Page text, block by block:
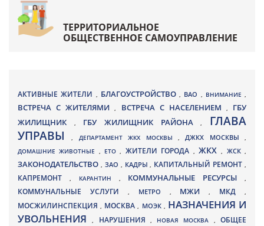
ТЕРРИТОРИАЛЬНОЕ
ОБЩЕСТВЕННОЕ САМОУПРАВЛЕНИЕ
АКТИВНЫЕ ЖИТЕЛИ , БЛАГОУСТРОЙСТВО , ВАО , ВНИМАНИЕ ,
ВСТРЕЧА С ЖИТЕЛЯМИ, ВСТРЕЧА С НАСЕЛЕНИЕМ , ГБУ
ЖИЛИЩНИК
, ГБУ ЖИЛИЩНИК РАЙОНА, ГЛАВА
УПРАВЫ, ДЕПАРТАМЕНТ ЖКХ МОСКВЫ ,ДЖКХ МОСКВЫ ,
ДОМАШНИЕ ЖИВОТНЫЕ , ЕТО, ЖИТЕЛИ ГОРОДА , ЖКХ, ЖСК,
ЗАКОНОДАТЕЛЬСТВО , ЗАО , КАДРЫ, КАПИТАЛЬНЫЙ РЕМОНТ ,
КАПРЕМОНТ , КАРАНТИН , КОММУНАЛЬНЫЕ РЕСУРСЫ,
КОММУНАЛЬНЫЕ УСЛУГИ , МЕТРО , МЖИ, МКД ,
МОСЖИЛИНСПЕКЦИЯ, МОСКВА , МОЭК , НАЗНАЧЕНИЯ И
УВОЛЬНЕНИЯ, НАРУШЕНИЯ , НОВАЯ МОСКВА ,ОБЩЕЕ